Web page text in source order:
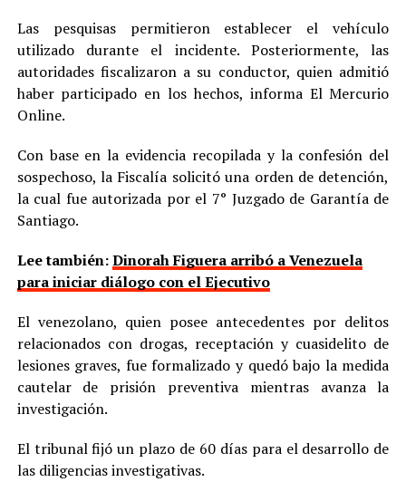
Las pesquisas permitieron establecer el vehículo
utilizado durante el incidente. Posteriormente, las
autoridades fiscalizaron a su conductor, quien admitió
haber participado en los hechos, informa El Mercurio
Online.
Con base en la evidencia recopilada y la confesión del
sospechoso, la Fiscalía solicitó una orden de detención,
la cual fue autorizada por el 7° Juzgado de Garantía de
Santiago.
Lee también:Dinorah Figuera arribó a Venezuela
para iniciar diálogo con el Ejecutivo
El venezolano, quien posee antecedentes por delitos
relacionados con drogas, receptación y cuasidelito de
lesiones graves, fue formalizado y quedó bajo la medida
cautelar de prisión preventiva mientras avanza la
investigación.
El tribunal fijó un plazo de 60 días para el desarrollo de
las diligencias investigativas.